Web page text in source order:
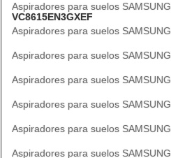
Aspiradores para suelos SAMSUNG
VC8615EN3GXEF
Aspiradores para suelos SAMSUNG
Aspiradores para suelos SAMSUNG
Aspiradores para suelos SAMSUNG
Aspiradores para suelos SAMSUNG
Aspiradores para suelos SAMSUNG
Aspiradores para suelos SAMSUNG